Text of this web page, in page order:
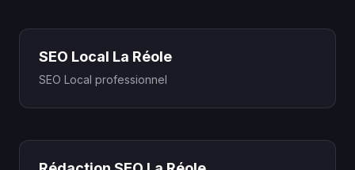
SEO Local La Réole
SEO Local professionnel